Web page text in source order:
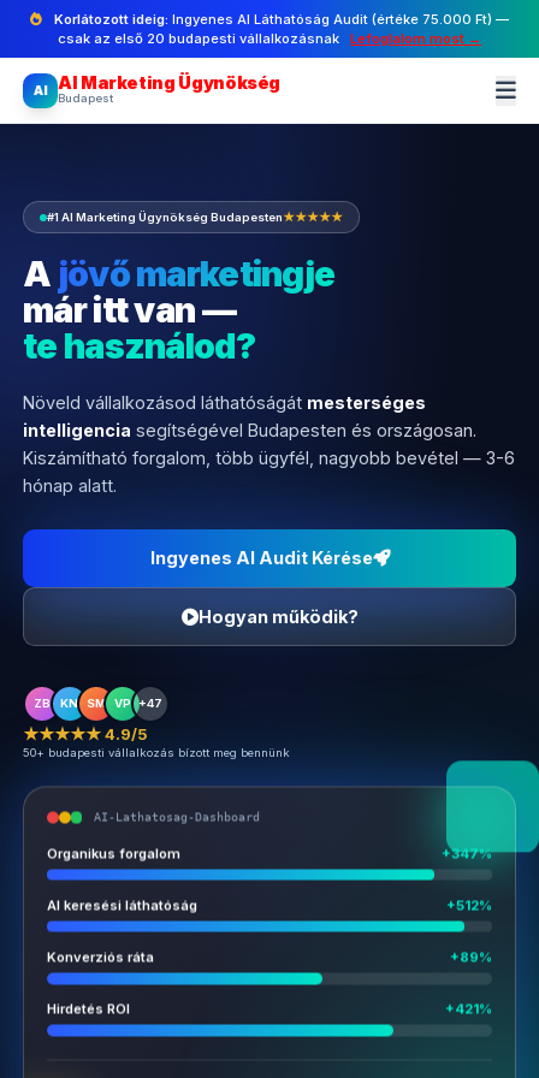
Korlátozott ideig: Ingyenes AI Láthatóság Audit (értéke 75.000 Ft) —
csak az első 20 budapesti vállalkozásnak
Lefoglalom most →
AI AI Marketing Ügynökség
Budapest
#1 AI Marketing Ügynökség Budapesten★★★★★
A jövő marketingje
már itt van —
te használod?
Növeld vállalkozásod láthatóságát mesterséges
intelligencia segítségével Budapesten és országosan.
Kiszámítható forgalom, több ügyfél, nagyobb bevétel — 3-6
hónap alatt.
Ingyenes AI Audit Kérése
Hogyan működik?
ZB KN SM VP +47
★★★★★ 4.9/5
50+ budapesti vállalkozás bízott meg bennünk
Organikus forgalom +347%
AI keresési láthatóság +512%
Konverziós ráta +89%
Hirdetés ROI +421%